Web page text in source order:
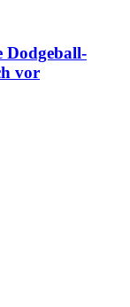
Dodgeball-
vor